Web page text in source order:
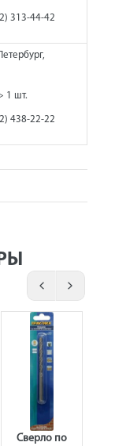
313-44-42
1 шт.
438-22-22
Сверло по